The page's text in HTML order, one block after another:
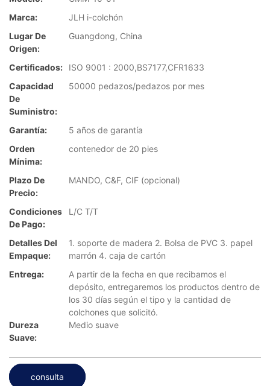
Marca:
JLH i-colchón
Lugar De
Origen:
Guangdong, China
Certificados:
ISO 9001 : 2000,BS7177,CFR1633
Capacidad
De
Suministro:
50000 pedazos/pedazos por mes
Garantía:
5 años de garantía
Orden
Mínima:
contenedor de 20 pies
Plazo De
Precio:
MANDO, C&F, CIF (opcional)
Condiciones
De Pago:
L/C T/T
Detalles Del
Empaque:
1. soporte de madera 2. Bolsa de PVC 3. papel
marrón 4. caja de cartón
Entrega:
A partir de la fecha en que recibamos el
depósito, entregaremos los productos dentro de
los 30 días según el tipo y la cantidad de
colchones que solicitó.
Dureza
Suave:
Medio suave
consulta